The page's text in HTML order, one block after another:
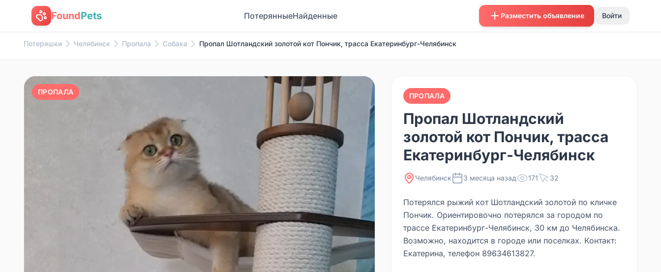
FoundPets ПотерянныеНайденные Разместить объявление Войти
Потеряшки Челябинск Пропала Собака Пропал Шотландский золотой кот Пончик, трасса Екатеринбург-Челябинск
ПРОПАЛА ПРОПАЛА
Пропал Шотландский
золотой кот Пончик, трасса
Екатеринбург-Челябинск
Челябинск 3 месяца назад 171 32
Потерялся рыжий кот Шотландский золотой по кличке
Пончик. Ориентировочно потерялся за городом по
трассе Екатеринбург-Челябинск, 30 км до Челябинска.
Возможно, находится в городе или поселках. Контакт:
Екатерина, телефон 89634613827.